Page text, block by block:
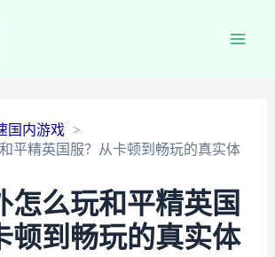
国内游戏
平精英国服？从卡顿到畅玩的真实体
怎么玩和平精英国
顿到畅玩的真实体